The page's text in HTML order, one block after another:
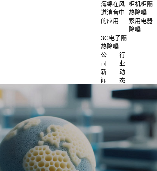
海绵在风
道消音中
的应用
柜机柜隔
热降噪
家用电器
降噪
3C电子隔
热降噪
公
司
新
闻
行
业
动
态